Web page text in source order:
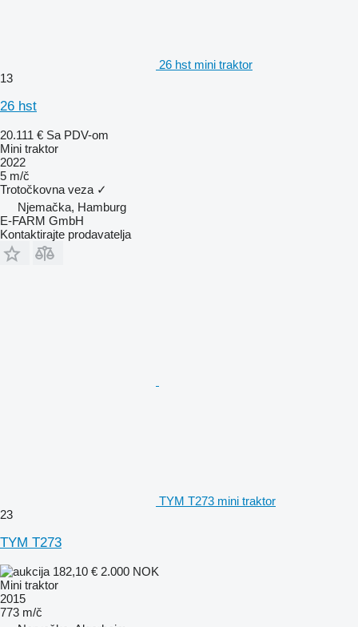
26 hst mini traktor
13
26 hst
20.111 € Sa PDV-om
Mini traktor
2022
5 m/č
Trotočkovna veza ✓
Njemačka, Hamburg
E-FARM GmbH
Kontaktirajte prodavatelja
TYM T273 mini traktor
23
TYM T273
182,10 € 2.000 NOK
Mini traktor
2015
773 m/č